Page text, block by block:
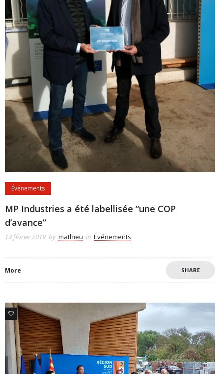
Événements
MP Industries a été labellisée “une COP
d’avance”
12 février 2019 by mathieu in Événements
More SHARE
0